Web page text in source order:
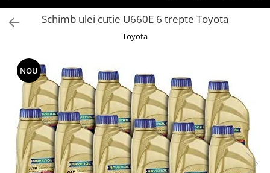
Reparatii convertizoare de cuplu
Climatizare Auto
Piese cutii de viteze automata
Ulei cutie automata
Filtre cutii automate
Schimb ulei cutie U660E 6 trepte Toyota
Toyota
NOU